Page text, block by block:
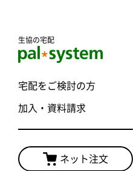
生協の宅配
宅配をご検討の方
加入・資料請求
ネット注文